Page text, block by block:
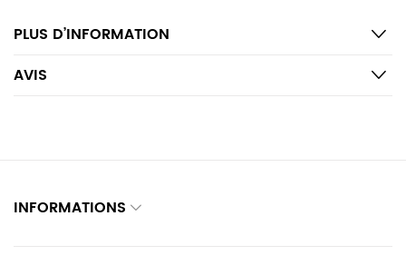
PLUS D’INFORMATION
AVIS
INFORMATIONS